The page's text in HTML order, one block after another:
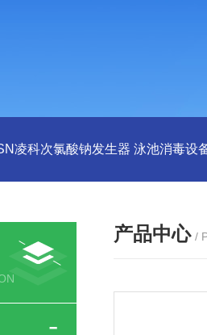
凌科次氯酸钠发生器 泳池消毒设
产品中心 /